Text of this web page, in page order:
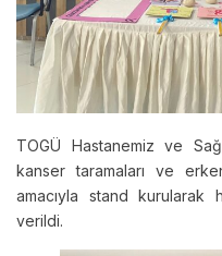
TOGÜ Hastanemiz ve
kanser taramaları ve
amacıyla stand kurularak
verildi.